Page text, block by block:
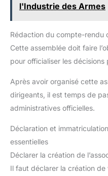
l'Industrie des Armes
Rédaction du compte-rendu
Cette assemblée doit faire
pour officialiser les
Après avoir organisé cette
dirigeants, il est temps de
administratives officielles.
Déclaration et
essentielles
Déclarer la création de
Il faut déclarer la création